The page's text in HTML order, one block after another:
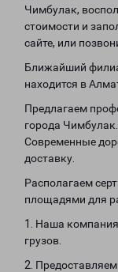
Чимбулак,
стоимости и
сайте, или
Ближайший
находится в
Предлагаем
города
Современные
доставку.
Располагаем
площадями для
1. Наша
грузов.
2.